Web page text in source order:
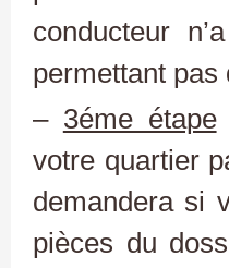
conducteur
permettant pas
– 3éme étape
votre quartier
demandera si
pièces du